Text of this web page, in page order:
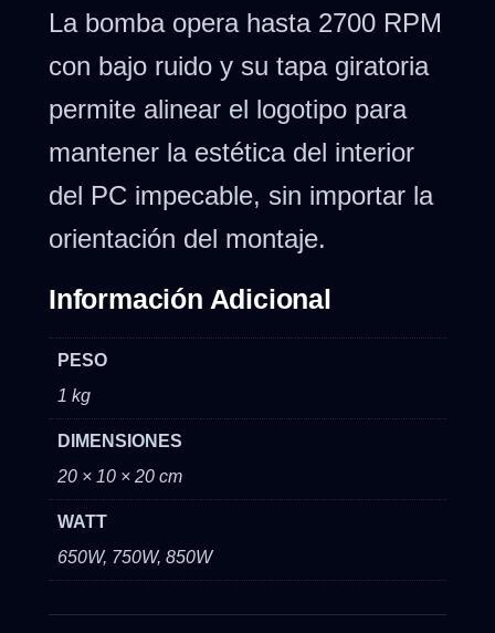
La bomba opera hasta 2700 RPM
con bajo ruido y su tapa giratoria
permite alinear el logotipo para
mantener la estética del interior
del PC impecable, sin importar la
orientación del montaje.
Información Adicional
PESO
1 kg
DIMENSIONES
20 × 10 × 20 cm
WATT
650W, 750W, 850W